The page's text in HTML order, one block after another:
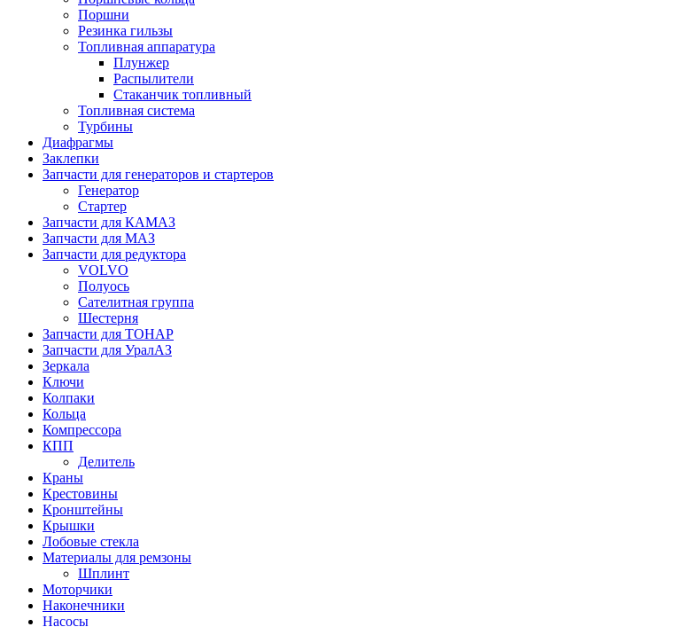
Поршни
Резинка гильзы
Топливная аппаратура
Плунжер
Распылители
Стаканчик топливный
Топливная система
Турбины
Диафрагмы
Заклепки
Запчасти для генераторов и стартеров
Генератор
Стартер
Запчасти для КАМАЗ
Запчасти для МАЗ
Запчасти для редуктора
VOLVO
Полуось
Сателитная группа
Шестерня
Запчасти для ТОНАР
Запчасти для УралАЗ
Зеркала
Ключи
Колпаки
Кольца
Компрессора
КПП
Делитель
Краны
Крестовины
Кронштейны
Крышки
Лобовые стекла
Материалы для ремзоны
Шплинт
Моторчики
Наконечники
Насосы